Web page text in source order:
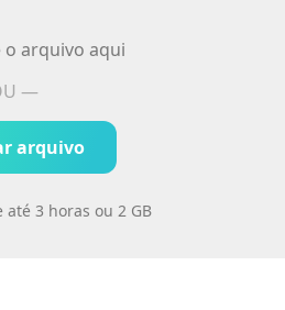
arquivo aqui
—
arquivo
3 horas ou 2 GB